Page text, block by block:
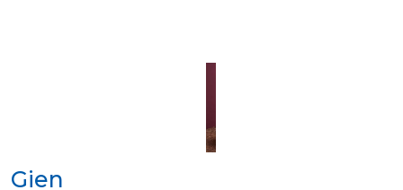
Gien